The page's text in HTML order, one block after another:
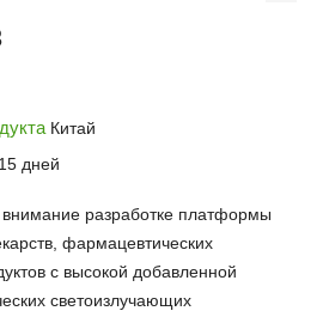
Китай
дней
разработке платформы
фармацевтических
с высокой добавленной
светоизлучающих